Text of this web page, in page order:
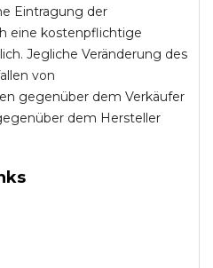
Eintragung der
eine kostenpflichtige
Jegliche Veränderung des
von
gegenüber dem Verkäufer
dem Hersteller